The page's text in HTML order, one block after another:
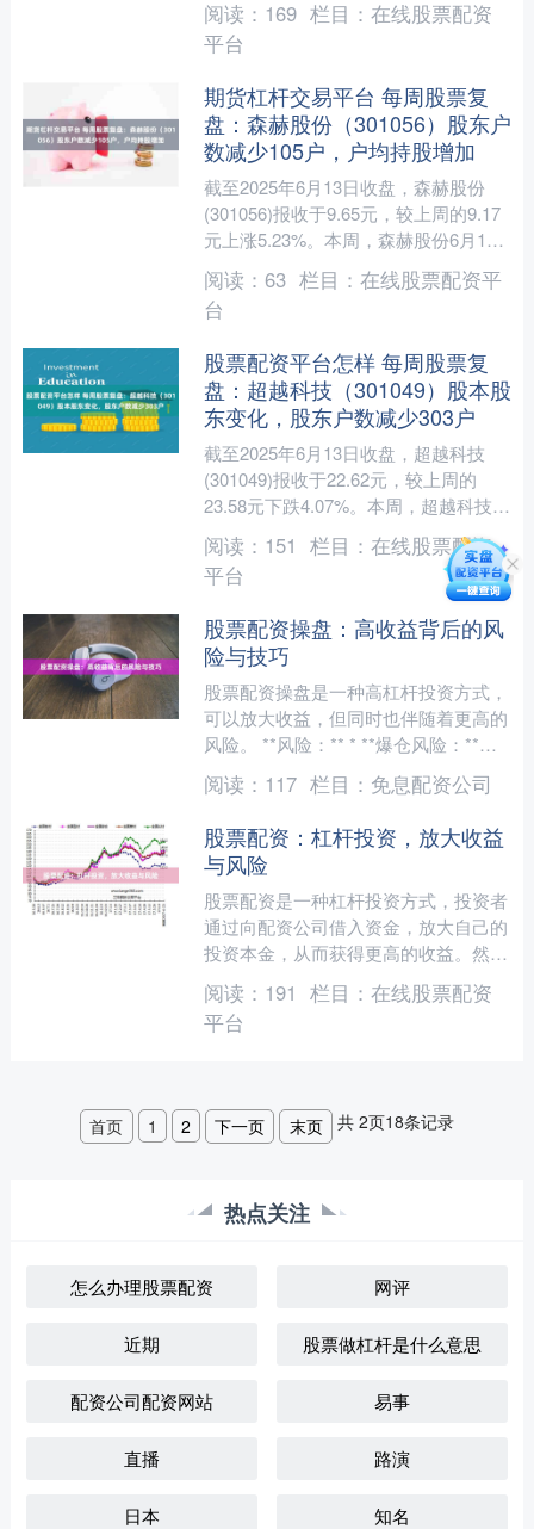
阅读： 169 栏目： 在线股票配资
平台
期货杠杆交易平台 每周股票复
盘：森赫股份（301056）股东户
数减少105户，户均持股增加
截至2025年6月13日收盘，森赫股份
(301056)报收于9.65元，较上周的9.17
元上涨5.23%。本周，森赫股份6月11
日盘中最高价报10.22元。6月....
阅读： 63 栏目： 在线股票配资平
台
股票配资平台怎样 每周股票复
盘：超越科技（301049）股本股
东变化，股东户数减少303户
截至2025年6月13日收盘，超越科技
(301049)报收于22.62元，较上周的
23.58元下跌4.07%。本周，超越科技6
月10日盘中最高价报23.69元。....
阅读： 151 栏目： 在线股票配资
平台
股票配资操盘：高收益背后的风
险与技巧
股票配资操盘是一种高杠杆投资方式，
可以放大收益，但同时也伴随着更高的
风险。 **风险：** * **爆仓风险：**配
资杠杆过高，当股价下跌幅度较大时，
可能导致爆....
阅读： 117 栏目： 免息配资公司
股票配资：杠杆投资，放大收益
与风险
股票配资是一种杠杆投资方式，投资者
通过向配资公司借入资金，放大自己的
投资本金，从而获得更高的收益。然
而，杠杆投资是一把双刃剑，既能放大
收益，也能放大风险。 **....
阅读： 191 栏目： 在线股票配资
平台
首页 1 2 下一页 末页 共 2页18条记录
热点关注
怎么办理股票配资 网评
近期 股票做杠杆是什么意思
配资公司配资网站 易事
直播 路演
日本 知名